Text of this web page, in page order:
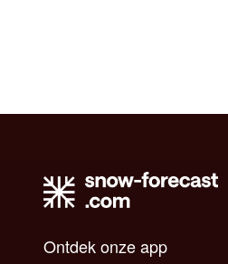
Ontdek onze app